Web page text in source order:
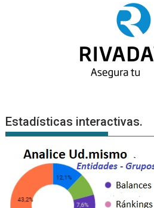
Estadísticas interactivas.